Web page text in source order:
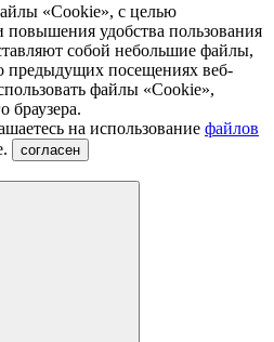
«Сookie», с целью
повышения удобства пользования
собой небольшие файлы,
посещениях веб-
файлы «Сookie»,
браузера.
на использование файлов
согласен